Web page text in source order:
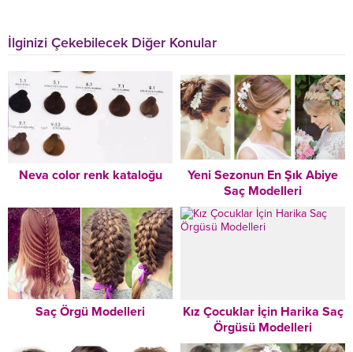
İlginizi Çekebilecek Diğer Konular
Neva color renk kataloğu
Yeni Sezonun En Şık Abiye
Saç Modelleri
Saç Örgü Modelleri
Kız Çocuklar İçin Harika Saç
Örgüsü Modelleri